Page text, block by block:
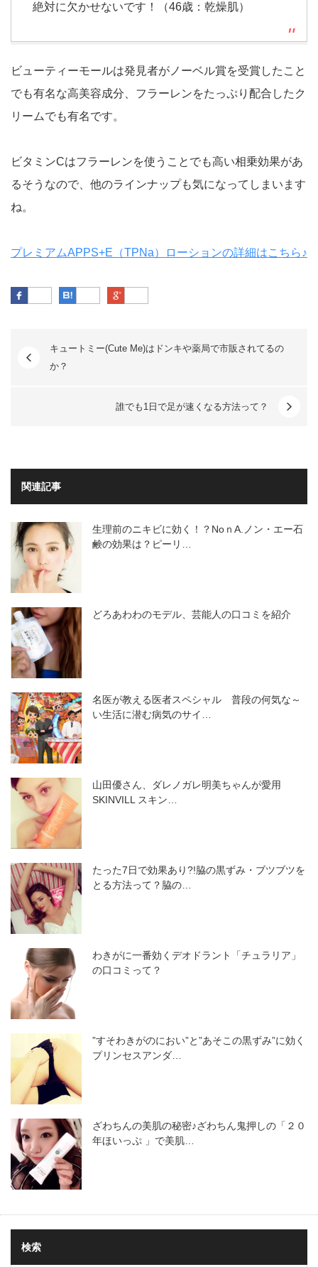
絶対に欠かせないです！（46歳：乾燥肌）
ビューティーモールは発見者がノーベル賞を受賞したこと
でも有名な高美容成分、フラーレンをたっぷり配合したク
リームでも有名です。
ビタミンCはフラーレンを使うことでも高い相乗効果があ
るそうなので、他のラインナップも気になってしまいます
ね。
プレミアムAPPS+E（TPNa）ローションの詳細はこちら♪
Facebook はてなブックマーク
キュートミー(Cute Me)はドンキや薬局で市販されてるの
か？
誰でも1日で足が速くなる方法って？
関連記事
生理前のニキビに効く！？NoｎA.ノン・エー石
鹸の効果は？ピーリ…
どろあわわのモデル、芸能人の口コミを紹介
名医が教える医者スペシャル 普段の何気な～
い生活に潜む病気のサイ…
山田優さん、ダレノガレ明美ちゃんが愛用
SKINVILL スキン…
たった7日で効果あり?!脇の黒ずみ・ブツブツを
とる方法って？脇の…
わきがに一番効くデオドラント「チュラリア」
の口コミって？
”すそわきがのにおい”と”あそこの黒ずみ”に効く
プリンセスアンダ…
ざわちんの美肌の秘密♪ざわちん鬼押しの「２０
年ほいっぷ 」で美肌…
検索